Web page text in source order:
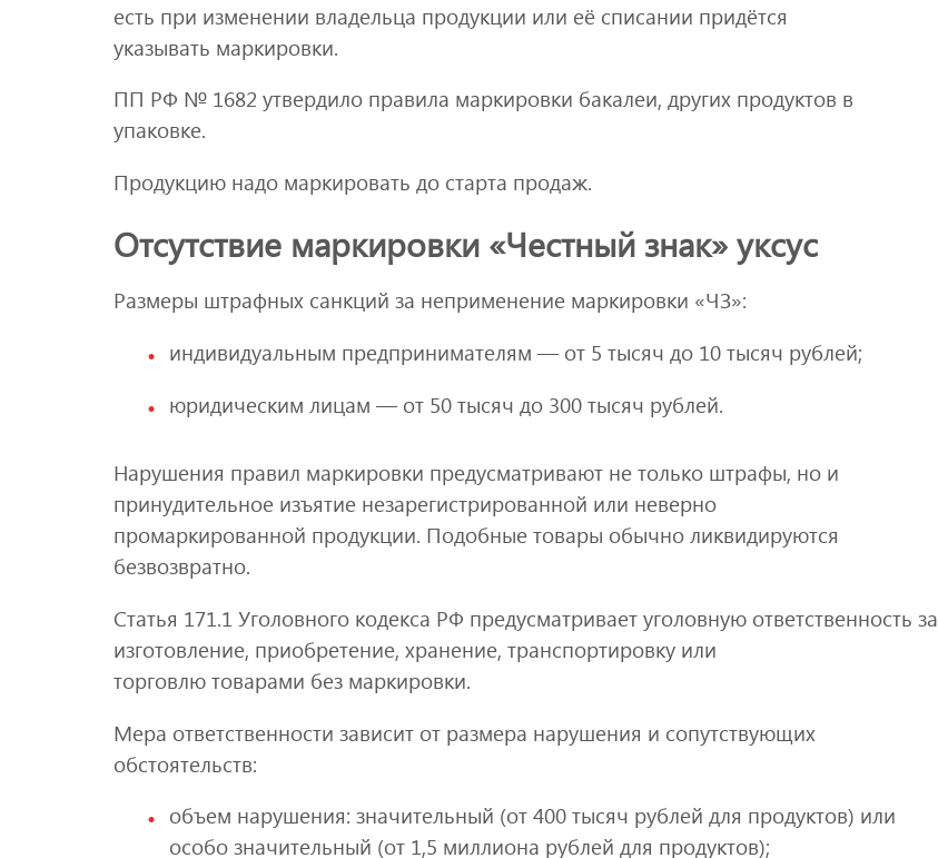
есть при изменении владельца продукции или её списании придётся
указывать маркировки.
ПП РФ № 1682 утвердило правила маркировки бакалеи, других продуктов в
упаковке.
Продукцию надо маркировать до старта продаж.
Отсутствие маркировки «Честный знак» уксус
Размеры штрафных санкций за неприменение маркировки «ЧЗ»:
индивидуальным предпринимателям — от 5 тысяч до 10 тысяч рублей;
юридическим лицам — от 50 тысяч до 300 тысяч рублей.
Нарушения правил маркировки предусматривают не только штрафы, но и
принудительное изъятие незарегистрированной или неверно
промаркированной продукции. Подобные товары обычно ликвидируются
безвозвратно.
Статья 171.1 Уголовного кодекса РФ предусматривает уголовную ответственность за
изготовление, приобретение, хранение, транспортировку или
торговлю товарами без маркировки.
Мера ответственности зависит от размера нарушения и сопутствующих
обстоятельств:
объем нарушения: значительный (от 400 тысяч рублей для продуктов) или
особо значительный (от 1,5 миллиона рублей для продуктов);